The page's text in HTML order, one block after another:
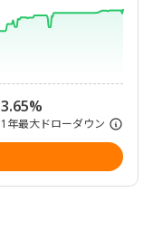
3.65%
1年最大ドローダウン